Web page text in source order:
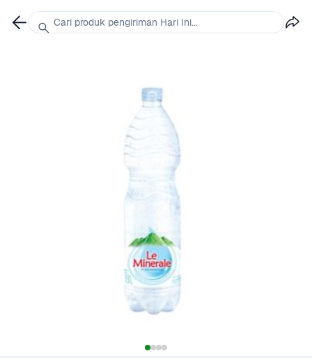
Cari produk pengiriman Hari Ini...